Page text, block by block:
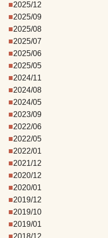
2025/12
2025/09
2025/08
2025/07
2025/06
2025/05
2024/11
2024/08
2024/05
2023/09
2022/06
2022/05
2022/01
2021/12
2020/12
2020/01
2019/12
2019/10
2019/01